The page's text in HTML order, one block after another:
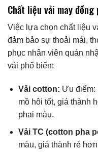
Chất liệu vải may đồng
Việc lựa chọn chất liệu
đảm bảo sự thoải mái,
phục nhân viên quán
vải phổ biến:
Vải cotton: Ưu điểm:
mồ hôi tốt, giá thành
phai màu.
Vải TC (cotton pha
màu, giá thành rẻ